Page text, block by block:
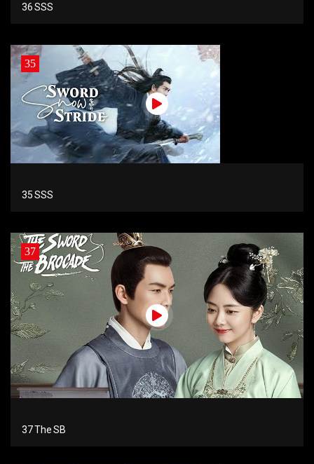
36 SSS
35
35 SSS
37
37 The SB